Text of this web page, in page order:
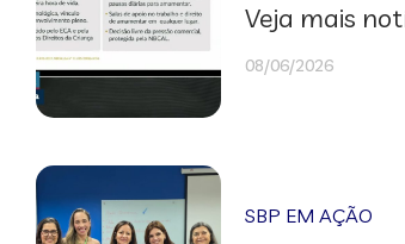
Veja mais
08/06/2026
SBP EM AÇÃO